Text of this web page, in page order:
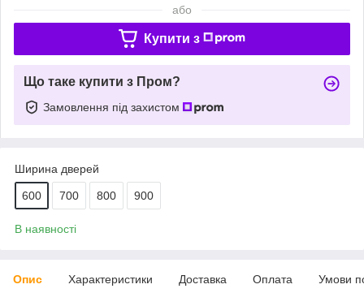
або
Купити з
Що таке купити з Пром?
Замовлення під захистом
Ширина дверей
600 700 800 900
В наявності
Опис Характеристики Доставка Оплата Умови